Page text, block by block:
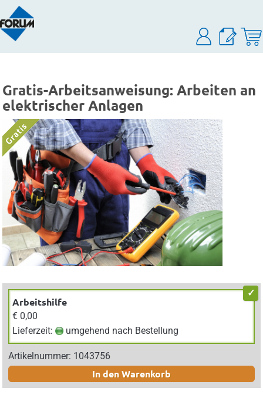
Gratis-Arbeitsanweisung: Arbeiten an
elektrischer Anlagen
Arbeitshilfe
€ 0,00
Lieferzeit:
umgehend nach Bestellung
Artikelnummer: 1043756
In den Warenkorb